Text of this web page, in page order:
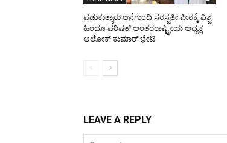
ಪಡುಕುತ್ಯಾರು ಆನೆಗುಂದಿ ಸರಸ್ವತೀ ಪೀಠಕ್ಕೆ ವಿಶ್ವ
ಹಿಂದೂ ಪರಿಷತ್ ಅಂತರರಾಷ್ಟ್ರೀಯ ಅಧ್ಯಕ್ಷ
ಅಲೋಕ್ ಕುಮಾರ್ ಭೇಟಿ
LEAVE A REPLY